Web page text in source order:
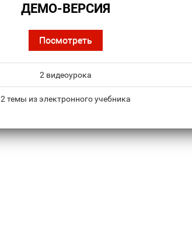
ДЕМО-ВЕРСИЯ
Посмотреть
2 видеоурока
2 темы из электронного учебника